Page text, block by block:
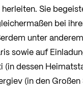
Sie
bei
unter
sowie auf
(in dessen
(in den Großen